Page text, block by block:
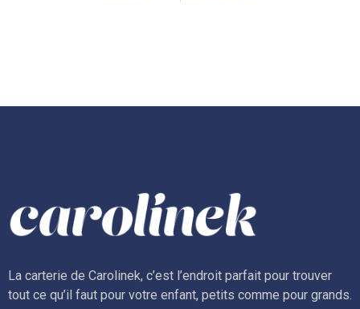
La carterie de Carolinek, c’est l’endroit parfait pour trouver
tout ce qu’il faut pour votre enfant, petits comme pour grands.